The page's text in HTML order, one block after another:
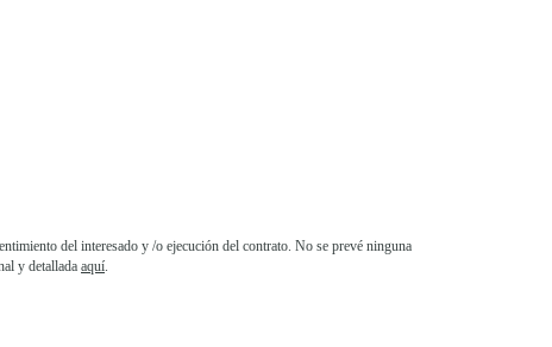
del interesado y /o ejecución del contrato. No se prevé ninguna
y detallada aquí.